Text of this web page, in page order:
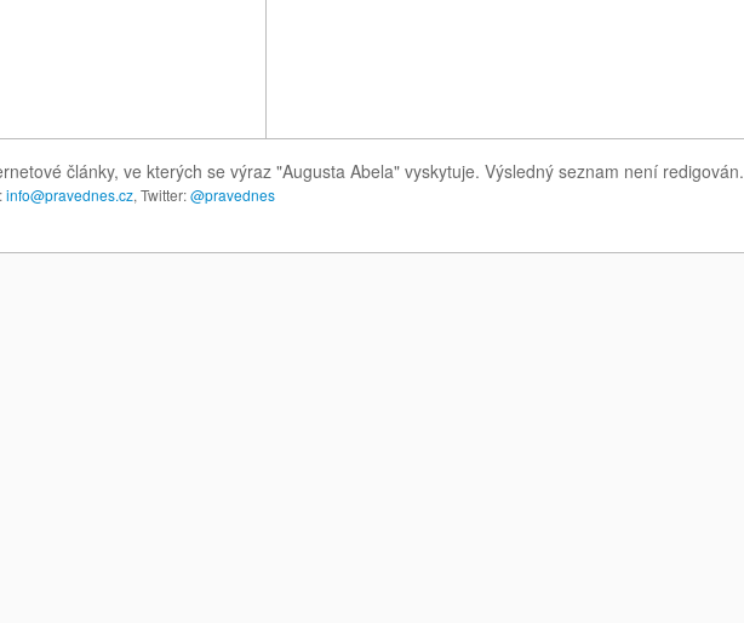
články, ve kterých se výraz "Augusta Abela" vyskytuje. Výsledný seznam není redigován.
info@pravednes.cz, Twitter:@pravednes